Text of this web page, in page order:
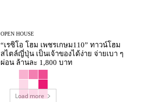
OPEN HOUSE
“เรซิโอ โฮม เพชรเกษม110” ทาวน์โฮม
สไตล์ญี่ปุ่น เป็นเจ้าของได้ง่าย จ่ายเบา ๆ
ผ่อน ล้านละ 1,800 บาท
Load more